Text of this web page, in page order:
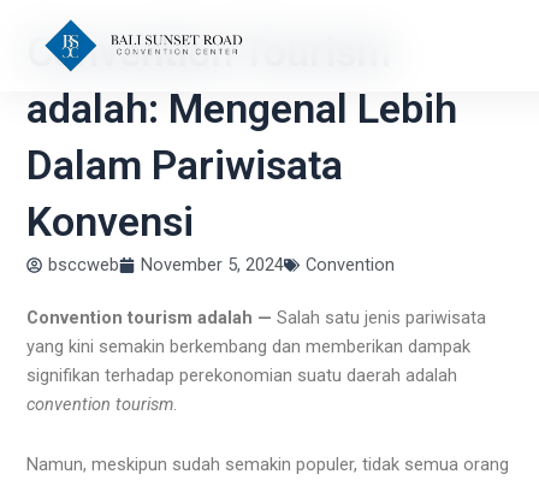
contentConvention Tourism
adalah: Mengenal Lebih
Dalam Pariwisata
Konvensi
bsccweb November 5, 2024 Convention
Convention tourism adalah —Salah satu jenis pariwisata
yang kini semakin berkembang dan memberikan dampak
signifikan terhadap perekonomian suatu daerah adalah
convention tourism.
Namun, meskipun sudah semakin populer, tidak semua orang